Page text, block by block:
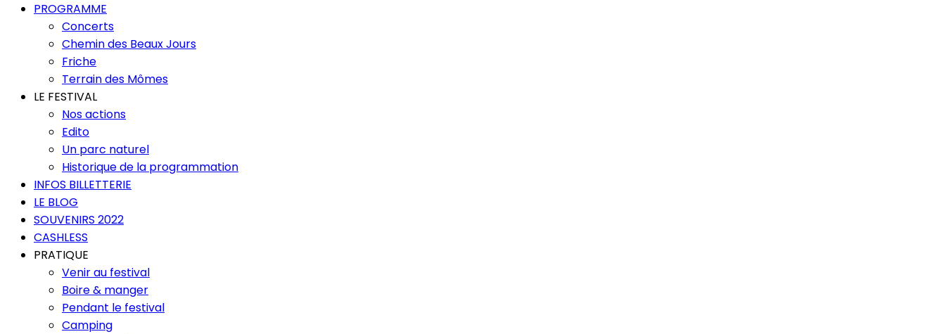
PROGRAMME
Concerts
Chemin des Beaux Jours
Friche
Terrain des Mômes
LE FESTIVAL
Nos actions
Edito
Un parc naturel
Historique de la programmation
INFOS BILLETTERIE
LE BLOG
SOUVENIRS 2022
CASHLESS
PRATIQUE
Venir au festival
Boire & manger
Pendant le festival
Camping